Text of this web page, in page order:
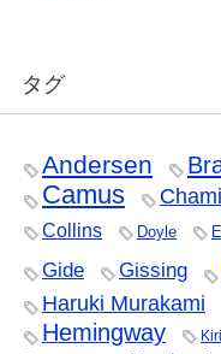
タグ
Andersen
Camus
Collins Doyle
Gide Gissing
Haruki Murakami
Hemingway